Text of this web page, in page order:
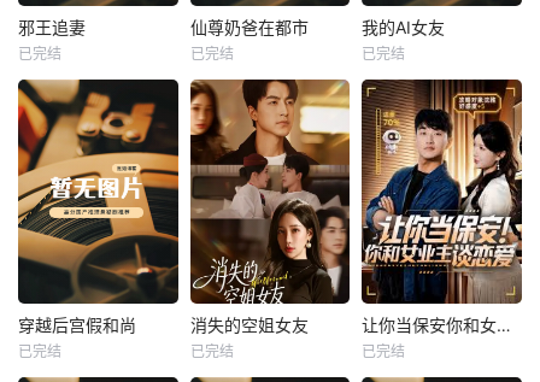
热播
邪王追妻
未知
邪王追妻
已完结
热播
未知
仙尊奶爸在都市
已完结
热播
我的AI女友
未知
我的AI女友
已完结
热播
穿越后宫假和尚
已完结
热播
消失的空姐女友
已完结
热播 让你当保安你和女业主谈恋爱
已完结